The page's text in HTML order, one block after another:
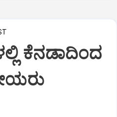
ಕೆನಡಾದಿಂದ